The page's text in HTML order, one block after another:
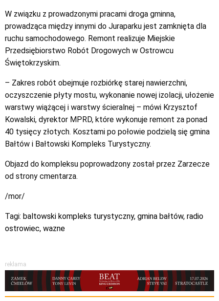
W związku z prowadzonymi pracami droga gminna,
prowadząca między innymi do Juraparku jest zamknięta dla
ruchu samochodowego. Remont realizuje Miejskie
Przedsiębiorstwo Robót Drogowych w Ostrowcu
Świętokrzyskim.
– Zakres robót obejmuje rozbiórkę starej nawierzchni,
oczyszczenie płyty mostu, wykonanie nowej izolacji, ułożenie
warstwy wiążącej i warstwy ścieralnej – mówi Krzysztof
Kowalski, dyrektor MPRD, które wykonuje remont za ponad
40 tysięcy złotych. Kosztami po połowie podzielą się gmina
Bałtów i Bałtowski Kompleks Turystyczny.
Objazd do kompleksu poprowadzony został przez Zarzecze
od strony cmentarza.
/mor/
Tagi: baltowski kompleks turystyczny, gmina bałtów, radio
ostrowiec, wazne
reklama